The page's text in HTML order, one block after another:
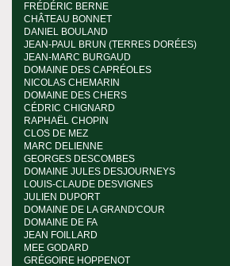
FRÉDÉRIC BERNE
CHÂTEAU BONNET
DANIEL BOULAND
JEAN-PAUL BRUN (TERRES DORÉES)
JEAN-MARC BURGAUD
DOMAINE DES CAPRÉOLES
NICOLAS CHEMARIN
DOMAINE DES CHERS
CÉDRIC CHIGNARD
RAPHAËL CHOPIN
CLOS DE MEZ
MARC DELIENNE
GEORGES DESCOMBES
DOMAINE JULES DESJOURNEYS
LOUIS-CLAUDE DESVIGNES
JULIEN DUPORT
DOMAINE DE LA GRAND'COUR
DOMAINE DE FA
JEAN FOILLARD
MEE GODARD
GRÉGOIRE HOPPENOT